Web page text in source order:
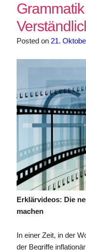
Posted on 21.
Erklärvideos: Die
machen
In einer Zeit, in der
der Begriffe